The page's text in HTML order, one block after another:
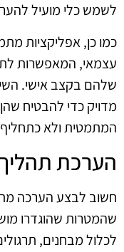
לשמש כלי מועיל
כמו כן, אפליקציות
עצמאי, המאפשרות
שלהם בקצב אישי.
מדויק כדי להבטיח
המתמטית ולא
הערכת
חשוב לבצע הערכה
שהמטרות שהוגדרו
לכלול מבחנים,